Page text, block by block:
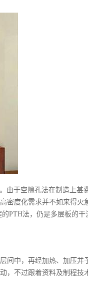
由于空隙孔法在制造上甚
密度化需求并不如来得火
PTH法，仍是多层板的干
间中，再经加热、加压并
，不过跟着资料及制程技